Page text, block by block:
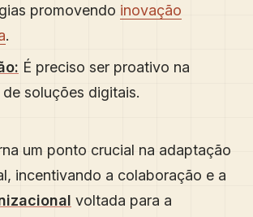
promovendo inovação
.
É preciso ser proativo na
soluções digitais.
um ponto crucial na adaptação
incentivando a colaboração e a
voltada para a